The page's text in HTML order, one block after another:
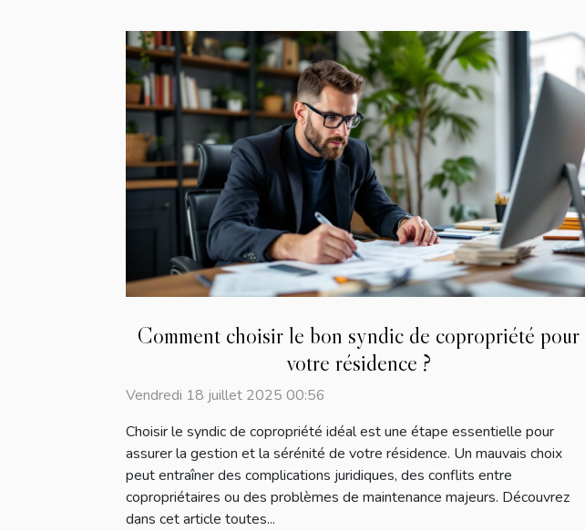
Comment choisir le bon syndic de copropriété pour
votre résidence ?
Vendredi 18 juillet 2025 00:56
Choisir le syndic de copropriété idéal est une étape essentielle pour
assurer la gestion et la sérénité de votre résidence. Un mauvais choix
peut entraîner des complications juridiques, des conflits entre
copropriétaires ou des problèmes de maintenance majeurs. Découvrez
dans cet article toutes...